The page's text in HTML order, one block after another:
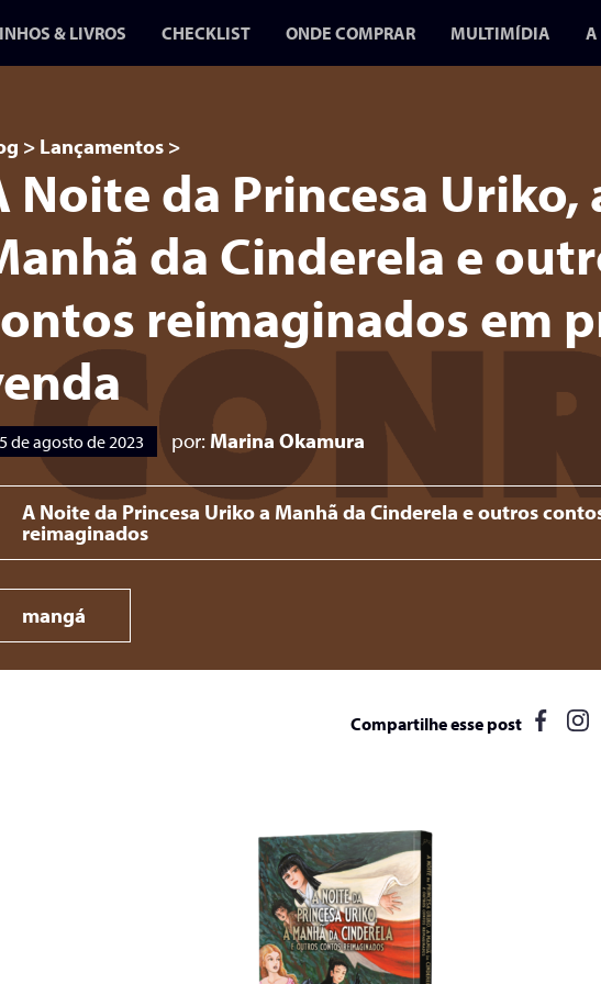
& LIVROS CHECKLIST ONDE COMPRAR MULTIMÍDIA
A GUERRA
GIBIS 2
EM JULHO
FOCA NA
DURANTE A
A
> Lançamentos >
Noite da Princesa Uriko,
da Cinderela e
reimaginados em
de agosto de 2023 por: Marina Okamura
A Noite da Princesa Uriko a Manhã da Cinderela e outros
reimaginados
mangá
Compartilhe esse post